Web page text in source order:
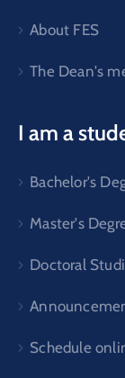
About FES
The Dean's
I am a
Bachelor's
Master's
Doctoral
Schedule